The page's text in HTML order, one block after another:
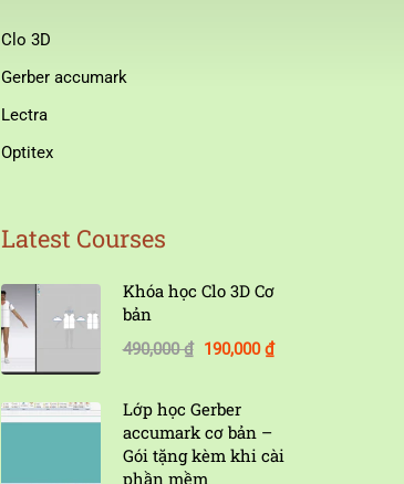
Clo 3D
Gerber accumark
Lectra
Optitex
Latest Courses
Khóa học Clo 3D Cơ
bản
490,000 ₫ 190,000 ₫
Lớp học Gerber
accumark cơ bản –
Gói tặng kèm khi cài
phần mềm